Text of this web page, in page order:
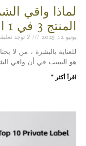
لماذا واقي
المنتج 3 في 1 الذي تحتاجه بشرتك
يونيو 12, 2025 لا توجد
للعناية بالبشرة ، من لا
هو السبب في أن واقي
اقرأ أكثر "